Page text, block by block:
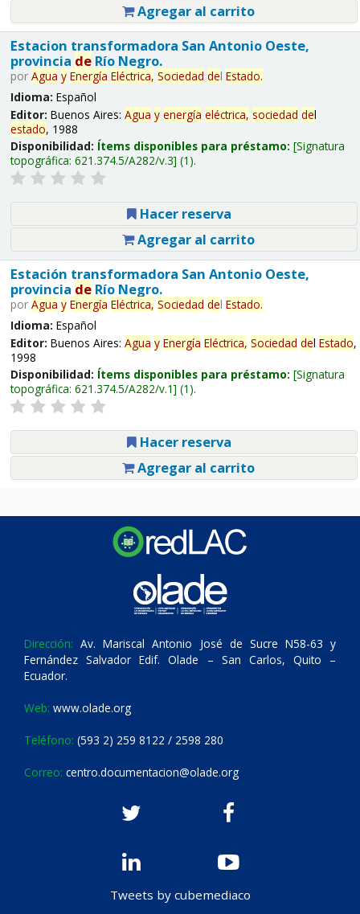
Agregar al carrito
Estacion transformadora San Antonio Oeste,
provincia deRío Negro.
por Agua y Energía Eléctrica, Sociedad del Estado.
Idioma: Español
Editor: Buenos Aires: Agua y energía eléctrica, sociedad del
estado, 1988
Disponibilidad: Ítems disponibles para préstamo: Signatura
topográfica: 621.374.5/A282/v.3 (1).
Hacer reserva
Agregar al carrito
Estación transformadora San Antonio Oeste,
provincia deRío Negro.
por Agua y Energía Eléctrica, Sociedad del Estado.
Idioma: Español
Editor: Buenos Aires: Agua y Energía Eléctrica, Sociedad del Estado,
1998
Disponibilidad: Ítems disponibles para préstamo: Signatura
topográfica: 621.374.5/A282/v.1 (1).
Hacer reserva
Agregar al carrito
Dirección: Av. Mariscal Antonio José de Sucre N58-63 y
Fernández Salvador Edif. Olade – San Carlos, Quito –
Ecuador.
Web: www.olade.org
Teléfono: (593 2) 259 8122 / 2598 280
Correo: centro.documentacion@olade.org
Tweets by cubemediaco